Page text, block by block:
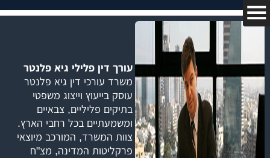
עורך דין פלילי גיא פלנטר
משרד עורכי דין גיא פלנטר
עוסק בייעוץ וייצוג משפטי
בתיקים פליליים, צבאיים
ומשמעתיים בכל רחבי הארץ.
צוות המשרד, המורכב מיוצאי
פרקליטות המדינה, מצ"ח